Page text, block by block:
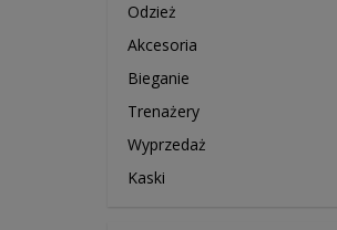
Odzież
Akcesoria
Bieganie
Trenażery
Wyprzedaż
Kaski